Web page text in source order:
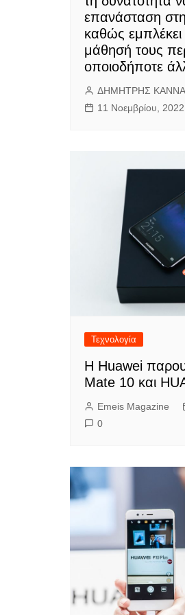
επανάσταση
καθώς
μάθησή τους
οποιοδήποτε
ΔΗΜΗΤΡΗΣ
11 Νοεμβρίου, 2022
Τεχνολογία
Η Huawei
Mate 10 και
Emeis Magazine
0